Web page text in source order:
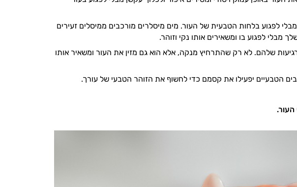
לפגוע בלחות הטבעית של העור. מים מיסלרים מורכבים ממיסלים זעירים
מבלי לפגוע בו ומשאירים אותו נקי וזוהר.
שלהם. לא רק שהתרחיץ מנקה, אלא הוא גם מזין את העור ומשאיר אותו
הטבעיים יפעילו את קסמם כדי לחשוף את הזוהר הטבעי של עורך.
העור.